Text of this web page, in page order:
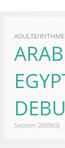
ADULTE/
Session 260063J